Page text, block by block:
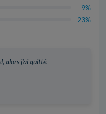
9%
23%
alors j'ai quitté.